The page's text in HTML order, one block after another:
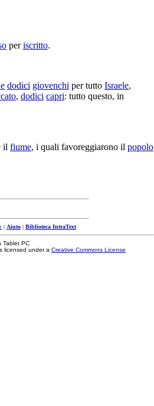
periscritto.
dodici giovenchi per tutto Israele,
, dodici capri: tutto questo, in
il fiume, i quali favoreggiarono il popolo
| Aiuto | Biblioteca IntraText
Tablet PC
licensed under a Creative Commons License